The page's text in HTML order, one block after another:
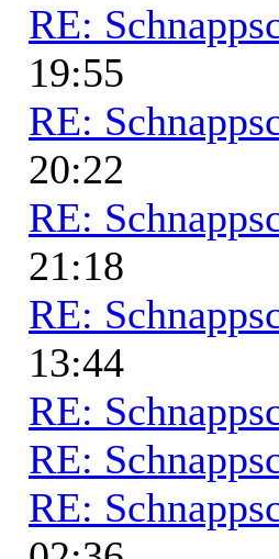
RE:
19:55
RE:
20:22
RE:
21:18
RE:
13:44
RE:
RE:
RE: